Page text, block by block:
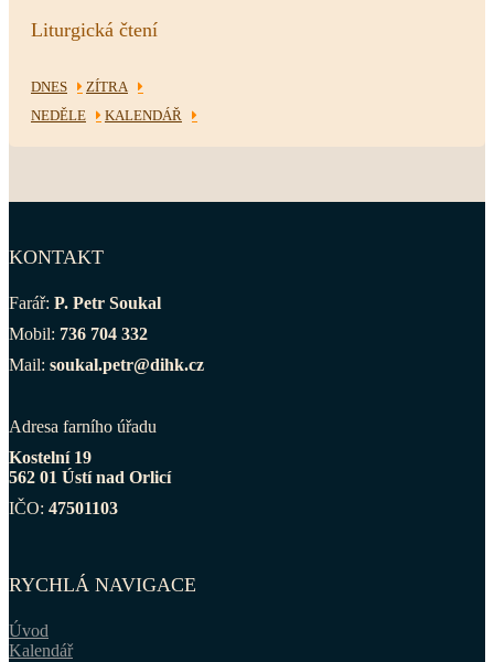
Liturgická čtení
DNES
ZÍTRA
NEDĚLE
KALENDÁŘ
KONTAKT
Farář: P. Petr Soukal
Mobil: 736 704 332
Mail: soukal.petr@dihk.cz
Adresa farního úřadu
Kostelní 19
562 01 Ústí nad Orlicí
IČO: 47501103
RYCHLÁ NAVIGACE
Úvod
Kalendář